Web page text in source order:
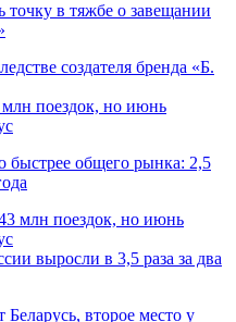
точку в тяжбе о завещании
поездок, но июнь
быстрее общего рынка: 2,5
выросли в 3,5 раза за два
Беларусь, второе место у